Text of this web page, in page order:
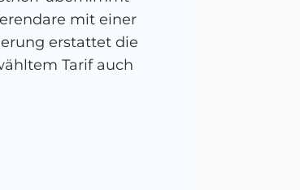
mit einer
erstattet die
Tarif auch